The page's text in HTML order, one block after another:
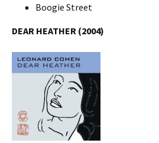
Boogie Street
DEAR HEATHER (2004)